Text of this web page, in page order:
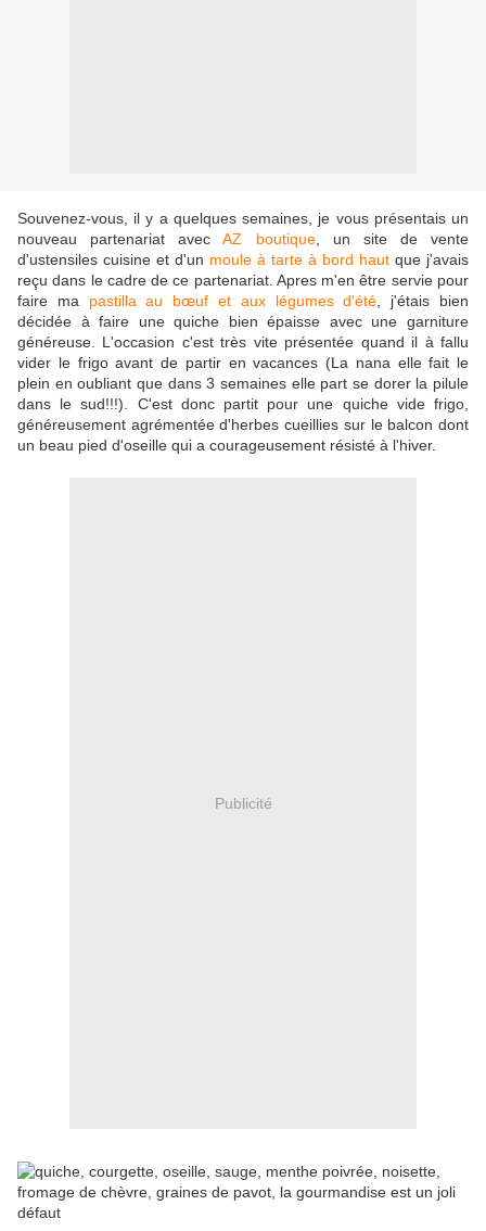
Souvenez-vous, il y a quelques semaines, je vous présentais un
nouveau partenariat avec AZ boutique, un site de vente
d'ustensiles cuisine et d'un moule à tarte à bord haut que j'avais
reçu dans le cadre de ce partenariat. Apres m'en être servie pour
faire ma pastilla au bœuf et aux légumes d'été , j'étais bien
décidée à faire une quiche bien épaisse avec une garniture
généreuse. L'occasion c'est très vite présentée quand il à fallu
vider le frigo avant de partir en vacances (La nana elle fait le
plein en oubliant que dans 3 semaines elle part se dorer la pilule
dans le sud!!!). C'est donc partit pour une quiche vide frigo,
généreusement agrémentée d'herbes cueillies sur le balcon dont
un beau pied d'oseille qui a courageusement résisté à l'hiver.
Publicité